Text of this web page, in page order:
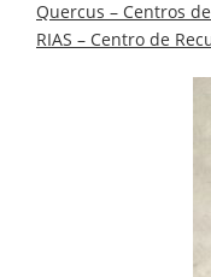
Quercus – Centros
RIAS – Centro de